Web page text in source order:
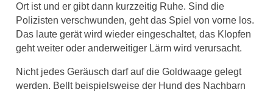
Ort ist und er gibt dann kurzzeitig Ruhe. Sind die
Polizisten verschwunden, geht das Spiel von vorne los.
Das laute gerät wird wieder eingeschaltet, das Klopfen
geht weiter oder anderweitiger Lärm wird verursacht.
Nicht jedes Geräusch darf auf die Goldwaage gelegt
werden. Bellt beispielsweise der Hund des Nachbarn